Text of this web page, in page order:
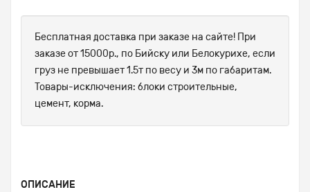
Бесплатная доставка при заказе на сайте! При
заказе от 15000р., по Бийску или Белокурихе, если
груз не превышает 1.5т по весу и 3м по габаритам.
Товары-исключения: блоки строительные,
цемент, корма.
ОПИСАНИЕ